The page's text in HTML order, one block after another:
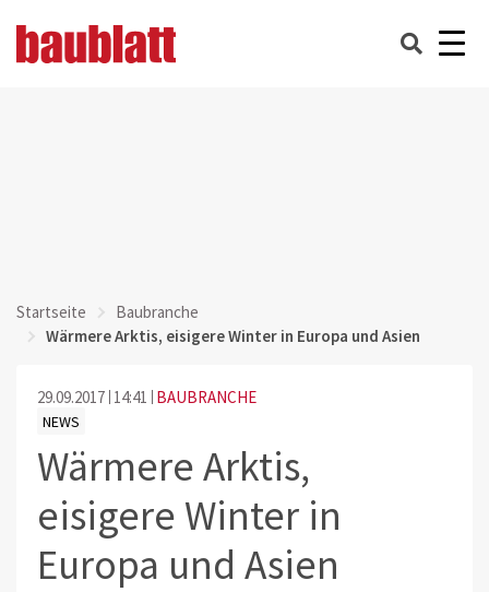
Startseite
Baubranche
Wärmere Arktis, eisigere Winter in Europa und Asien
29.09.2017 14:41 BAUBRANCHE
NEWS
Wärmere Arktis,
eisigere Winter in
Europa und Asien